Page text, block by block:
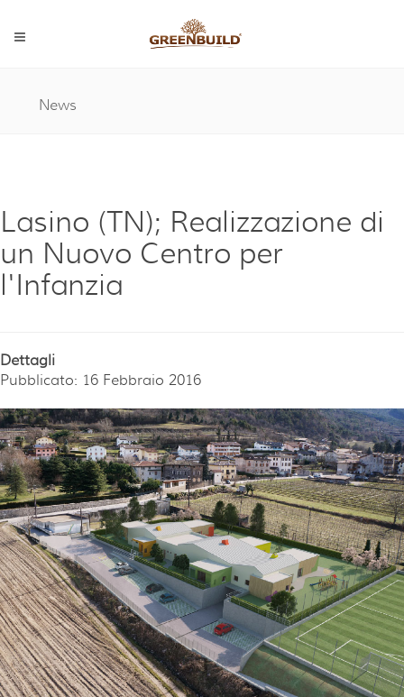
News
Lasino (TN); Realizzazione di
un Nuovo Centro per
l'Infanzia
Dettagli
Pubblicato: 16 Febbraio 2016